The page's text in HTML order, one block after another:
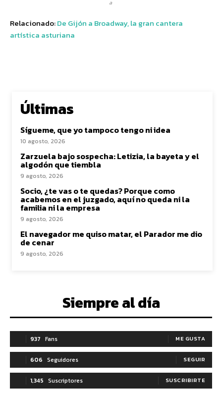
a
Relacionado:De Gijón a Broadway, la gran cantera
artística asturiana
Últimas
Sígueme, que yo tampoco tengo ni idea
10 agosto, 2026
Zarzuela bajo sospecha: Letizia, la bayeta y el
algodón que tiembla
9 agosto, 2026
Socio, ¿te vas o te quedas? Porque como
acabemos en el juzgado, aquí no queda ni la
familia ni la empresa
9 agosto, 2026
El navegador me quiso matar, el Parador me dio
de cenar
9 agosto, 2026
Siempre al día
937 Fans ME GUSTA
606 Seguidores SEGUIR
1,345 Suscriptores SUSCRIBIRTE